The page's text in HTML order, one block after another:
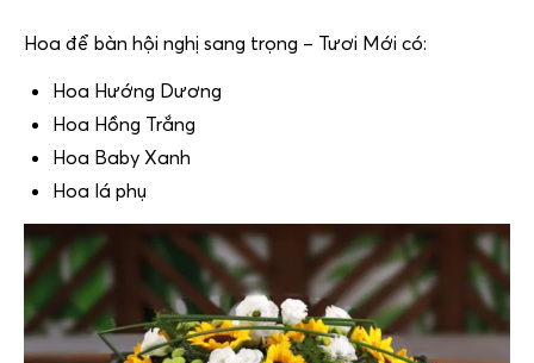
Hoa để bàn hội nghị sang trọng – Tươi Mới có:
Hoa Hướng Dương
Hoa Hồng Trắng
Hoa Baby Xanh
Hoa lá phụ